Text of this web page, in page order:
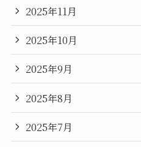
2025年11月
2025年10月
2025年9月
2025年8月
2025年7月